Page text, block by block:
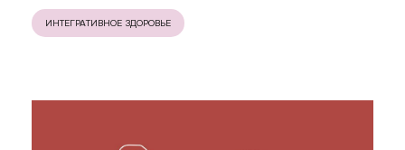
ИНТЕГРАТИВНОЕ ЗДОРОВЬЕ